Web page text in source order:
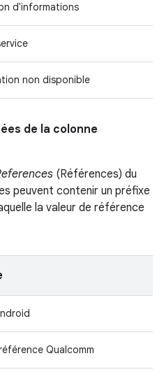
d'informations
non disponible
de la colonne
(Références) du
peuvent contenir un préfixe
la valeur de référence
Qualcomm